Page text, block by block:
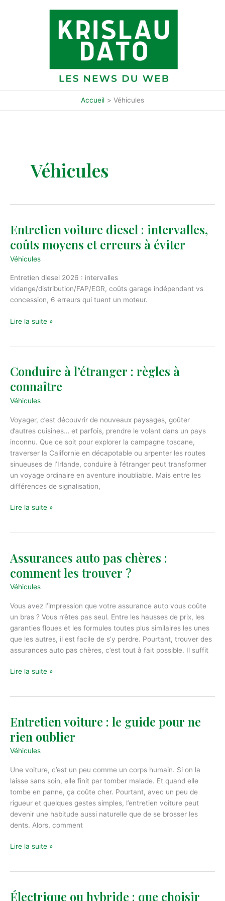
Accueil Véhicules
Véhicules
Entretien voiture diesel : intervalles,
coûts moyens et erreurs à éviter
Véhicules
Entretien diesel 2026 : intervalles
vidange/distribution/FAP/EGR, coûts garage indépendant vs
concession, 6 erreurs qui tuent un moteur.
Entretien
intervalles,
coûts
moyens
et
à
éviter
Lire la suite »
Conduire à l’étranger : règles à
connaître
Véhicules
Voyager, c’est découvrir de nouveaux paysages, goûter
d’autres cuisines… et parfois, prendre le volant dans un pays
inconnu. Que ce soit pour explorer la campagne toscane,
traverser la Californie en décapotable ou arpenter les routes
sinueuses de l’Irlande, conduire à l’étranger peut transformer
un voyage ordinaire en aventure inoubliable. Mais entre les
différences de signalisation,
Conduire
à
connaître
Lire la suite »
Assurances auto pas chères :
comment les trouver ?
Véhicules
Vous avez l’impression que votre assurance auto vous coûte
un bras ? Vous n’êtes pas seul. Entre les hausses de prix, les
garanties floues et les formules toutes plus similaires les unes
que les autres, il est facile de s’y perdre. Pourtant, trouver des
assurances auto pas chères, c’est tout à fait possible. Il suffit
Assurances
comment
les
trouver
Lire la suite »
Entretien voiture : le guide pour ne
rien oublier
Véhicules
Une voiture, c’est un peu comme un corps humain. Si on la
laisse sans soin, elle finit par tomber malade. Et quand elle
tombe en panne, ça coûte cher. Pourtant, avec un peu de
rigueur et quelques gestes simples, l’entretien voiture peut
devenir une habitude aussi naturelle que de se brosser les
dents. Alors, comment
Entretien
guide
Lire la suite »
Électrique ou hybride : que choisir